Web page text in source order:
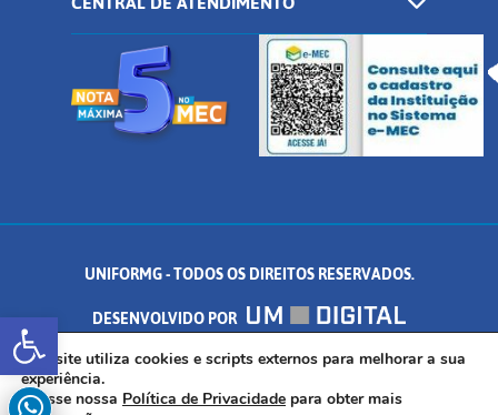
Abrir a barra de ferramentas
UNIFORMG - TODOS OS DIREITOS RESERVADOS.
DESENVOLVIDO POR
AV. DR. ARNALDO DE SENNA, 328 - PALMEIRAS, FORMIGA/MG - CEP:
35.574.530
Este site utiliza cookies e scripts externos para melhorar a sua
experiência.
Acesse nossa Política de Privacidade para obter mais